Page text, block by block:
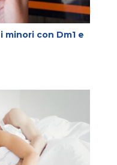
con Dm1 e